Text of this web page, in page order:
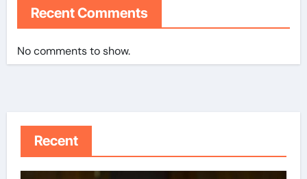
Recent Comments
No comments to show.
Recent